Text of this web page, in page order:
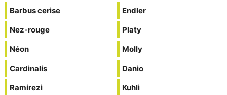
Barbus cerise
Nez-rouge
Néon
Cardinalis
Ramirezi
Endler
Platy
Molly
Danio
Kuhli